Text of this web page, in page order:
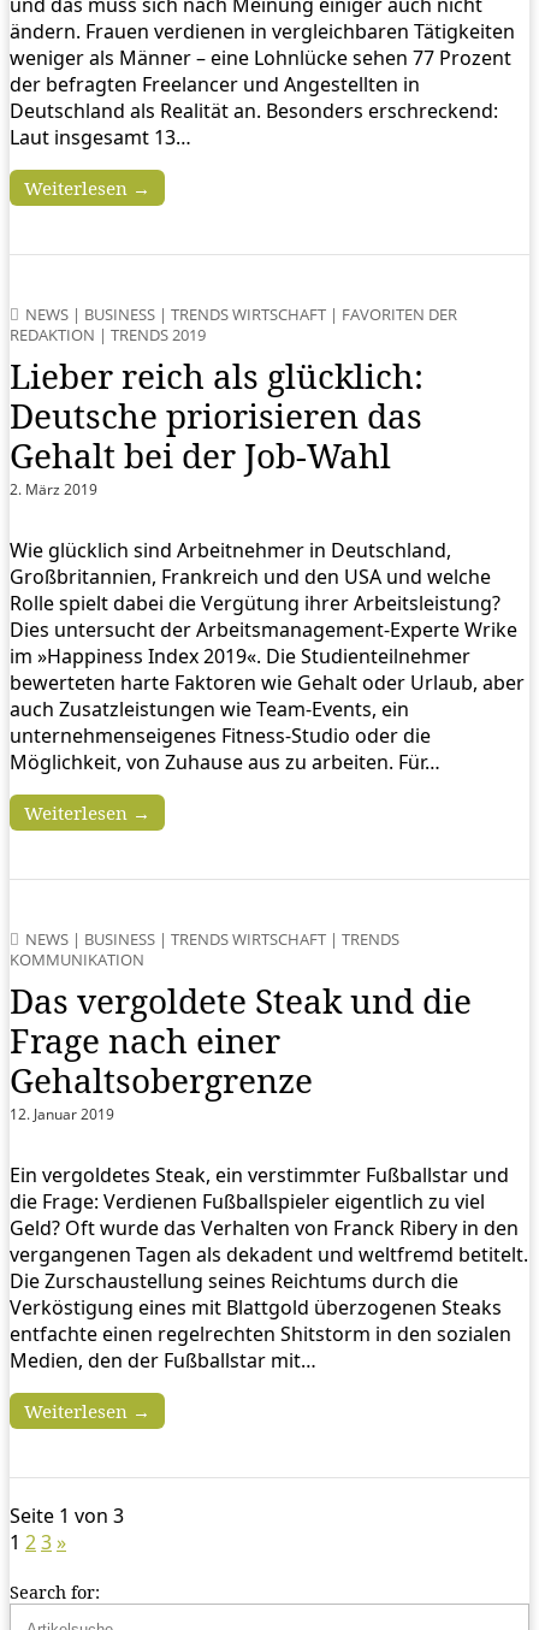
ändern. Frauen verdienen in vergleichbaren Tätigkeiten
weniger als Männer – eine Lohnlücke sehen 77 Prozent
der befragten Freelancer und Angestellten in
Deutschland als Realität an. Besonders erschreckend:
Laut insgesamt 13…
Weiterlesen →
NEWS | BUSINESS | TRENDS WIRTSCHAFT | FAVORITEN DER
REDAKTION | TRENDS 2019
Lieber reich als glücklich:
Deutsche priorisieren das
Gehalt bei der Job-Wahl
2. März 2019
Wie glücklich sind Arbeitnehmer in Deutschland,
Großbritannien, Frankreich und den USA und welche
Rolle spielt dabei die Vergütung ihrer Arbeitsleistung?
Dies untersucht der Arbeitsmanagement-Experte Wrike
im »Happiness Index 2019«. Die Studienteilnehmer
bewerteten harte Faktoren wie Gehalt oder Urlaub, aber
auch Zusatzleistungen wie Team-Events, ein
unternehmenseigenes Fitness-Studio oder die
Möglichkeit, von Zuhause aus zu arbeiten. Für…
Weiterlesen →
NEWS | BUSINESS | TRENDS WIRTSCHAFT | TRENDS
KOMMUNIKATION
Das vergoldete Steak und die
Frage nach einer
Gehaltsobergrenze
12. Januar 2019
Ein vergoldetes Steak, ein verstimmter Fußballstar und
die Frage: Verdienen Fußballspieler eigentlich zu viel
Geld? Oft wurde das Verhalten von Franck Ribery in den
vergangenen Tagen als dekadent und weltfremd betitelt.
Die Zurschaustellung seines Reichtums durch die
Verköstigung eines mit Blattgold überzogenen Steaks
entfachte einen regelrechten Shitstorm in den sozialen
Medien, den der Fußballstar mit…
Weiterlesen →
Seite 1 von 3
1 23»
Search for: